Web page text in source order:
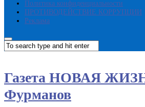
Политика конфиденциальности
ПРОТИВОДЕЙСТВИЕ КОРРУПЦИИ
Реклама
Газета НОВАЯ
Фурманов